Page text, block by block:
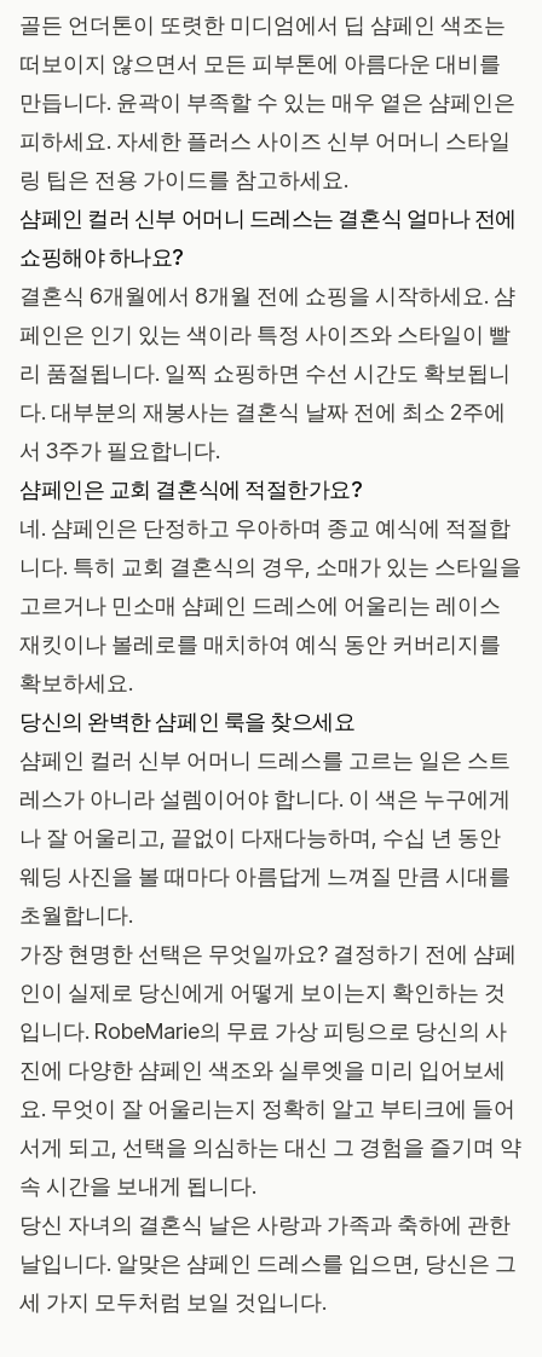
골든 언더톤이 또렷한 미디엄에서 딥 샴페인 색조는
떠보이지 않으면서 모든 피부톤에 아름다운 대비를
만듭니다. 윤곽이 부족할 수 있는 매우 옅은 샴페인은
피하세요. 자세한 플러스 사이즈 신부 어머니 스타일
링 팁은 전용 가이드를 참고하세요.
샴페인 컬러 신부 어머니 드레스는 결혼식 얼마나 전에
쇼핑해야 하나요?
결혼식 6개월에서 8개월 전에 쇼핑을 시작하세요. 샴
페인은 인기 있는 색이라 특정 사이즈와 스타일이 빨
리 품절됩니다. 일찍 쇼핑하면 수선 시간도 확보됩니
다. 대부분의 재봉사는 결혼식 날짜 전에 최소 2주에
서 3주가 필요합니다.
샴페인은 교회 결혼식에 적절한가요?
네. 샴페인은 단정하고 우아하며 종교 예식에 적절합
니다. 특히 교회 결혼식의 경우, 소매가 있는 스타일을
고르거나 민소매 샴페인 드레스에 어울리는 레이스
재킷이나 볼레로를 매치하여 예식 동안 커버리지를
확보하세요.
당신의 완벽한 샴페인 룩을 찾으세요
샴페인 컬러 신부 어머니 드레스를 고르는 일은 스트
레스가 아니라 설렘이어야 합니다. 이 색은 누구에게
나 잘 어울리고, 끝없이 다재다능하며, 수십 년 동안
웨딩 사진을 볼 때마다 아름답게 느껴질 만큼 시대를
초월합니다.
가장 현명한 선택은 무엇일까요? 결정하기 전에 샴페
인이 실제로 당신에게 어떻게 보이는지 확인하는 것
입니다. RobeMarie의 무료 가상 피팅 으로 당신의 사
진에 다양한 샴페인 색조와 실루엣을 미리 입어보세
요. 무엇이 잘 어울리는지 정확히 알고 부티크에 들어
서게 되고, 선택을 의심하는 대신 그 경험을 즐기며 약
속 시간을 보내게 됩니다.
당신 자녀의 결혼식 날은 사랑과 가족과 축하에 관한
날입니다. 알맞은 샴페인 드레스를 입으면, 당신은 그
세 가지 모두처럼 보일 것입니다.